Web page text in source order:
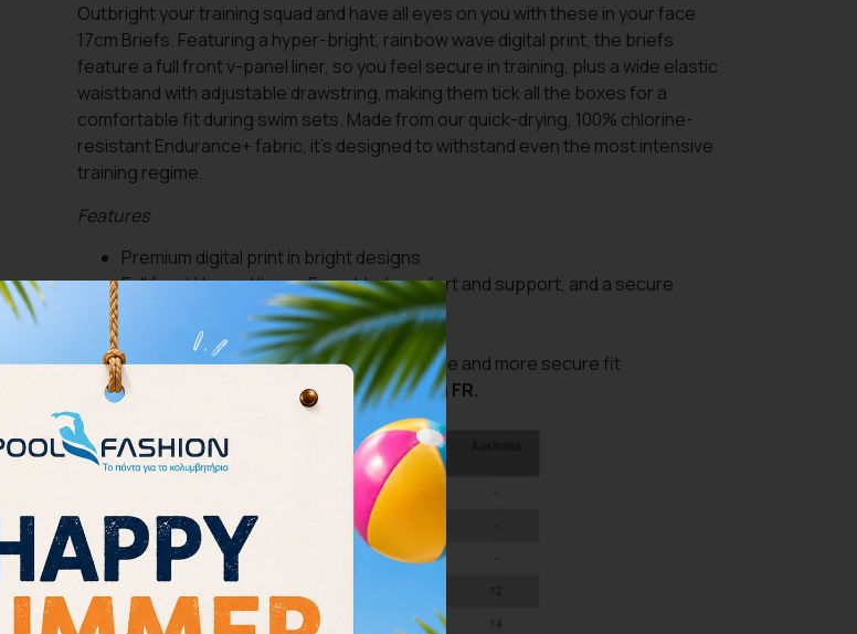
Outbright your training squad and have all eyes on you with these in your face
17cm Briefs. Featuring a hyper-bright, rainbow wave digital print, the briefs
feature a full front v-panel liner, so you feel secure in training, plus a wide elastic
waistband with adjustable drawstring, making them tick all the boxes for a
comfortable fit during swim sets. Made from our quick-drying, 100% chlorine-
resistant Endurance+ fabric, it’s designed to withstand even the most intensive
training regime.
Features
Premium digital print in bright designs
Full front V panel liner – For added comfort and support, and a secure
feeling while you swim
Wide elastic waistband – For comfort
Drawstring waist – Provides an adjustable and more secure fit
*Τα μεγέθη αντιστοιχούν στην κατηγορία FR.